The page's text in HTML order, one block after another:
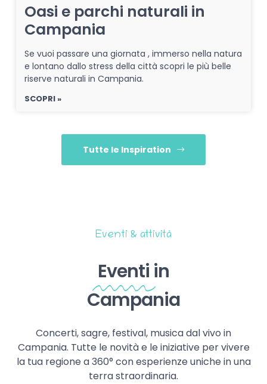
Oasi e parchi naturali in
Campania
Se vuoi passare una giornata , immerso nella natura
e lontano dallo stress della città scopri le più belle
riserve naturali in Campania.
SCOPRI »
Tutte le Inspiration
Eventi & attività
Eventi in
Campania
Concerti, sagre, festival, musica dal vivo in
Campania. Tutte le novità e le iniziative per vivere
la tua regione a 360° con esperienze uniche in una
terra straordinaria.